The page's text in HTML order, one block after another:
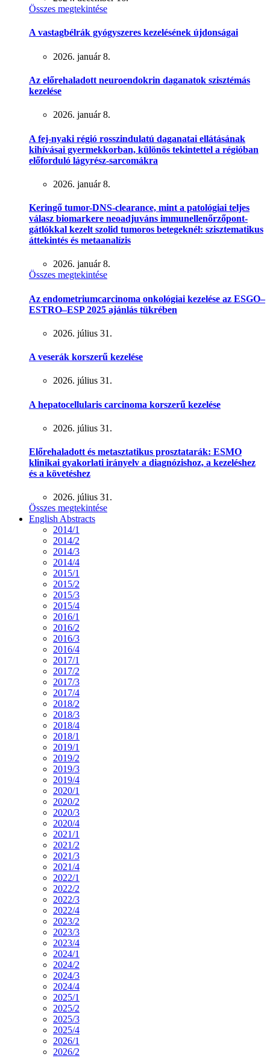
Összes megtekintése
A vastagbélrák gyógyszeres kezelésének újdonságai
2026. január 8.
Az előrehaladott neuroendokrin daganatok szisztémás
kezelése
2026. január 8.
A fej-nyaki régió rosszindulatú daganatai ellátásának
kihívásai gyermekkorban, különös tekintettel a régióban
előforduló lágyrész-sarcomákra
2026. január 8.
Keringő tumor-DNS-clearance, mint a patológiai teljes
válasz biomarkere neoadjuváns immunellenőrzőpont-
gátlókkal kezelt szolid tumoros betegeknél: szisztematikus
áttekintés és metaanalízis
2026. január 8.
Összes megtekintése
Az endometriumcarcinoma onkológiai kezelése az ESGO–
ESTRO–ESP 2025 ajánlás tükrében
2026. július 31.
A veserák korszerű kezelése
2026. július 31.
A hepatocellularis carcinoma korszerű kezelése
2026. július 31.
Előrehaladott és metasztatikus prosztatarák: ESMO
klinikai gyakorlati irányelv a diagnózishoz, a kezeléshez
és a követéshez
2026. július 31.
Összes megtekintése
English Abstracts
2014/1
2014/2
2014/3
2014/4
2015/1
2015/2
2015/3
2015/4
2016/1
2016/2
2016/3
2016/4
2017/1
2017/2
2017/3
2017/4
2018/2
2018/3
2018/4
2018/1
2019/1
2019/2
2019/3
2019/4
2020/1
2020/2
2020/3
2020/4
2021/1
2021/2
2021/3
2021/4
2022/1
2022/2
2022/3
2022/4
2023/2
2023/3
2023/4
2024/1
2024/2
2024/3
2024/4
2025/1
2025/2
2025/3
2025/4
2026/1
2026/2